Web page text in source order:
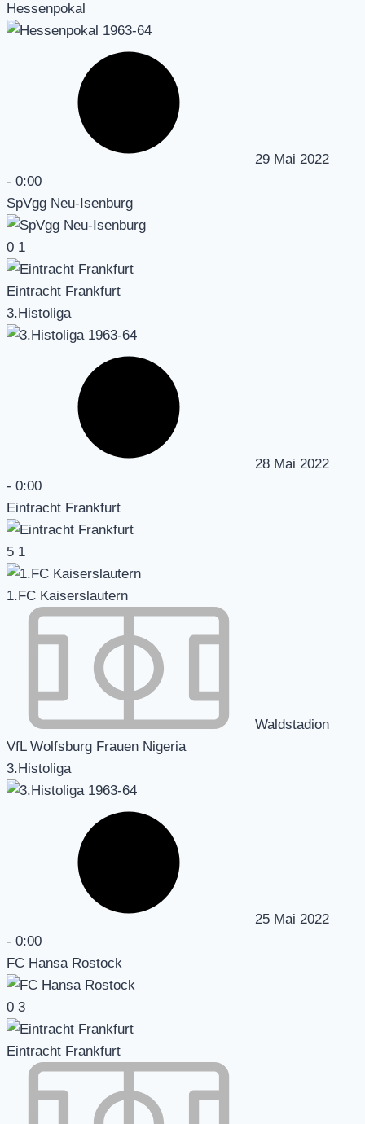
Hessenpokal
29 Mai 2022
- 0:00
SpVgg Neu-Isenburg
0 1
Eintracht Frankfurt
3.Histoliga
28 Mai 2022
- 0:00
Eintracht Frankfurt
5 1
1.FC Kaiserslautern
Waldstadion
VfL Wolfsburg Frauen Nigeria
3.Histoliga
25 Mai 2022
- 0:00
FC Hansa Rostock
0 3
Eintracht Frankfurt